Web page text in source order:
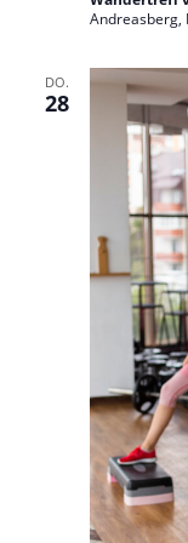
Andreasberg,
DO.
28